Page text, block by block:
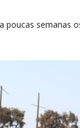
poucas semanas